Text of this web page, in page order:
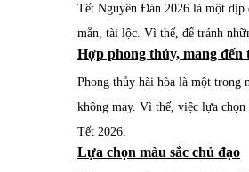
Tết Nguyên Đán 2026 là một dịp
mắn, tài lộc. Vì thế, để tránh
Hợp phong thủy, mang đến
Phong thủy hài hòa là một trong
không may. Vì thế, việc lựa
Tết 2026.
Lựa chọn màu sắc chủ đạo